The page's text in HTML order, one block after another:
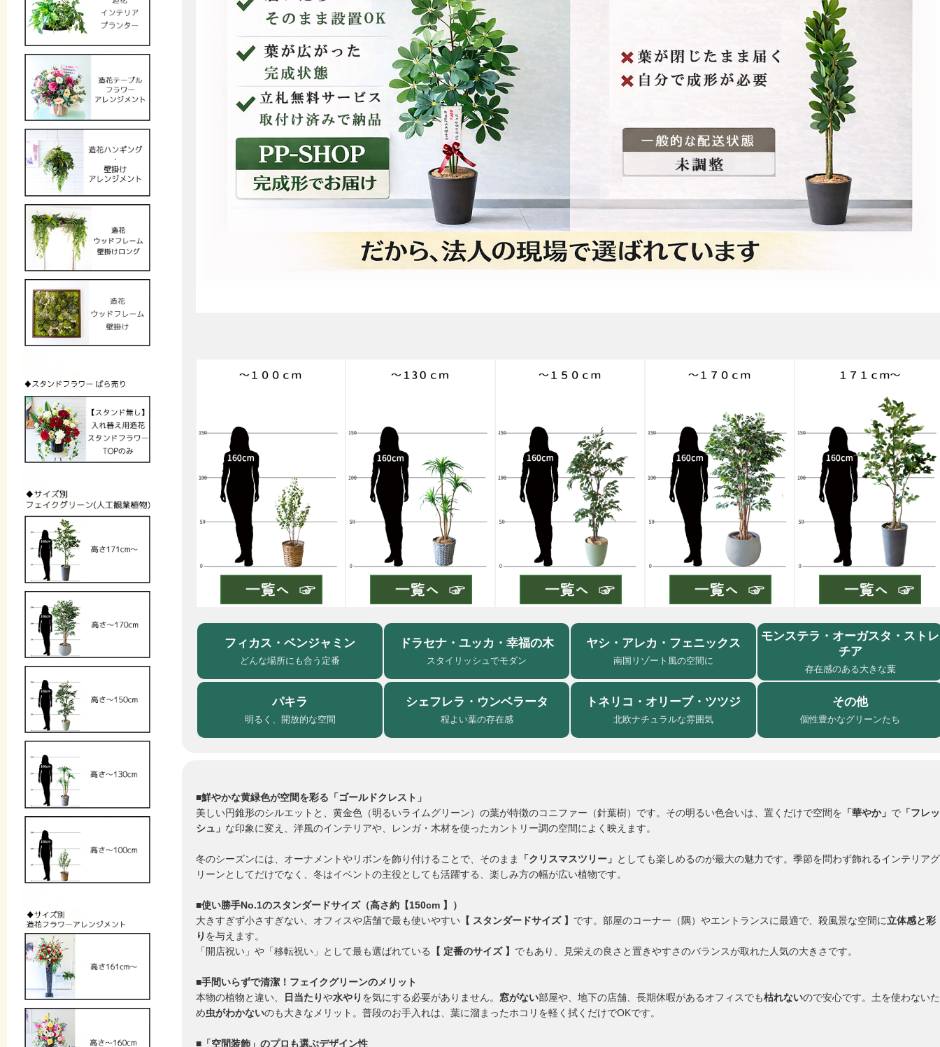
フィカス・ベンジャミン
どんな場所にも合う定番
ドラセナ・ユッカ・幸福の木
スタイリッシュでモダン
ヤシ・アレカ・フェニックス
南国リゾート風の空間に
モンステラ・オーガスタ・ストレ
チア
存在感のある大きな葉
パキラ
明るく、開放的な空間
シェフレラ・ウンベラータ
程よい葉の存在感
トネリコ・オリーブ・ツツジ
北欧ナチュラルな雰囲気
その他
個性豊かなグリーンたち
■鮮やかな黄緑色が空間を彩る「ゴールドクレスト」
美しい円錐形のシルエットと、黄金色（明るいライムグリーン）の葉が特徴のコニファー（針葉樹）です。その明るい色合いは、置くだけで空間を 「華やか」 で 「フレッ
シュ」 な印象に変え、洋風のインテリアや、レンガ・木材を使ったカントリー調の空間によく映えます。
冬のシーズンには、オーナメントやリボンを飾り付けることで、そのまま 「クリスマスツリー」 としても楽しめるのが最大の魅力です。季節を問わず飾れるインテリアグ
リーンとしてだけでなく、冬はイベントの主役としても活躍する、楽しみ方の幅が広い植物です。
■使い勝手No.1のスタンダードサイズ（高さ約【150cm 】）
大きすぎず小さすぎない、オフィスや店舗で最も使いやすい 【 スタンダードサイズ 】 です。部屋のコーナー（隅）やエントランスに最適で、殺風景な空間に立体感と彩
り を与えます。
「開店祝い」や「移転祝い」として最も選ばれている
【 定番のサイズ 】 でもあり、見栄えの良さと置きやすさのバランスが取れた人気の大きさです。
■手間いらずで清潔！フェイクグリーンのメリット
本物の植物と違い、
日当たりや水やり を気にする必要がありません。 窓がない部屋や、地下の店舗、長期休暇があるオフィスでも枯れないので安心です。土を使わないた
め虫がわかないのも大きなメリット。普段のお手入れは、葉に溜まったホコリを軽く拭くだけでOKです。
■「空間装飾」のプロも選ぶデザイン性